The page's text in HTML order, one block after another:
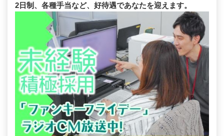
2日制、各種手当など、好待遇であなたを迎えます。